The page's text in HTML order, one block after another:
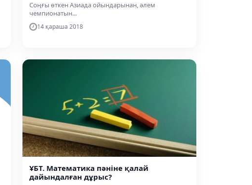
Соңғы өткен Азиада ойындарынан, әлем
чемпионатын...
14 қараша 2018
ҰБТ. Математика пәніне қалай
дайындалған дұрыс?